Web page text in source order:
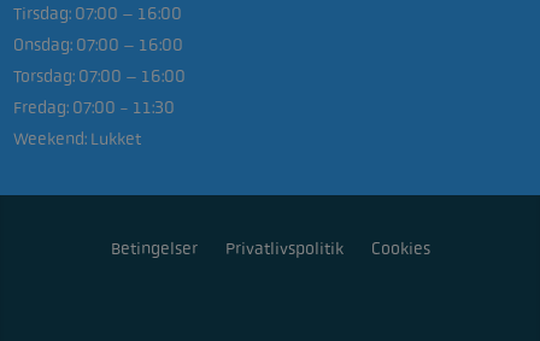
Tirsdag:07:00 – 16:00
Onsdag:07:00 – 16:00
Torsdag:07:00 – 16:00
Fredag:07:00 - 11:30
Weekend:Lukket
Betingelser Privatlivspolitik Cookies